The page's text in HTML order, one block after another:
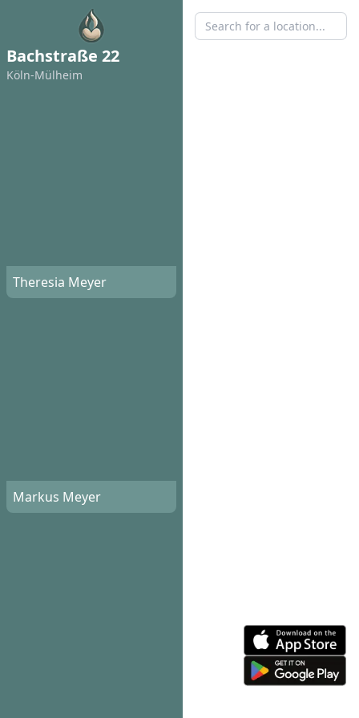
Bachstraße 22
Köln-Mülheim
Theresia Meyer
Markus Meyer